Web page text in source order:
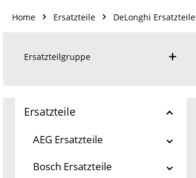
Home Ersatzteile DeLonghi Ersatzteile
Ersatzteilgruppe
Ersatzteile
AEG Ersatzteile
Bosch Ersatzteile